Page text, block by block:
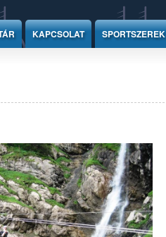
KAPCSOLAT SPORTSZEREK